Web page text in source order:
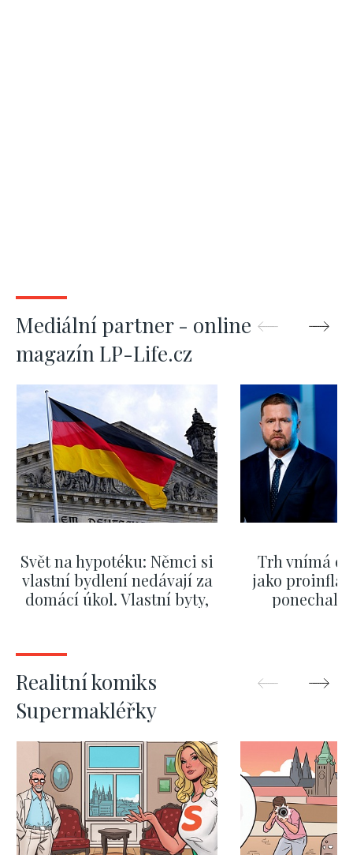
Mediální partner - online
magazín LP-Life.cz
Svět na hypotéku: Němci si
vlastní bydlení nedávají za
domácí úkol. Vlastní byty,
Trh vnímá
jako
ponechali
Realitní komiks
Supermakléřky